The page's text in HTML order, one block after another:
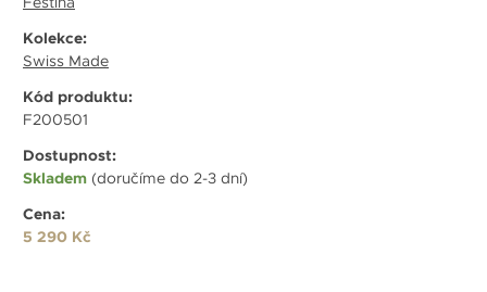
Kolekce:
Swiss Made
Kód produktu:
F200501
Dostupnost:
Skladem (doručíme do 2-3 dní)
Cena:
5 290 Kč